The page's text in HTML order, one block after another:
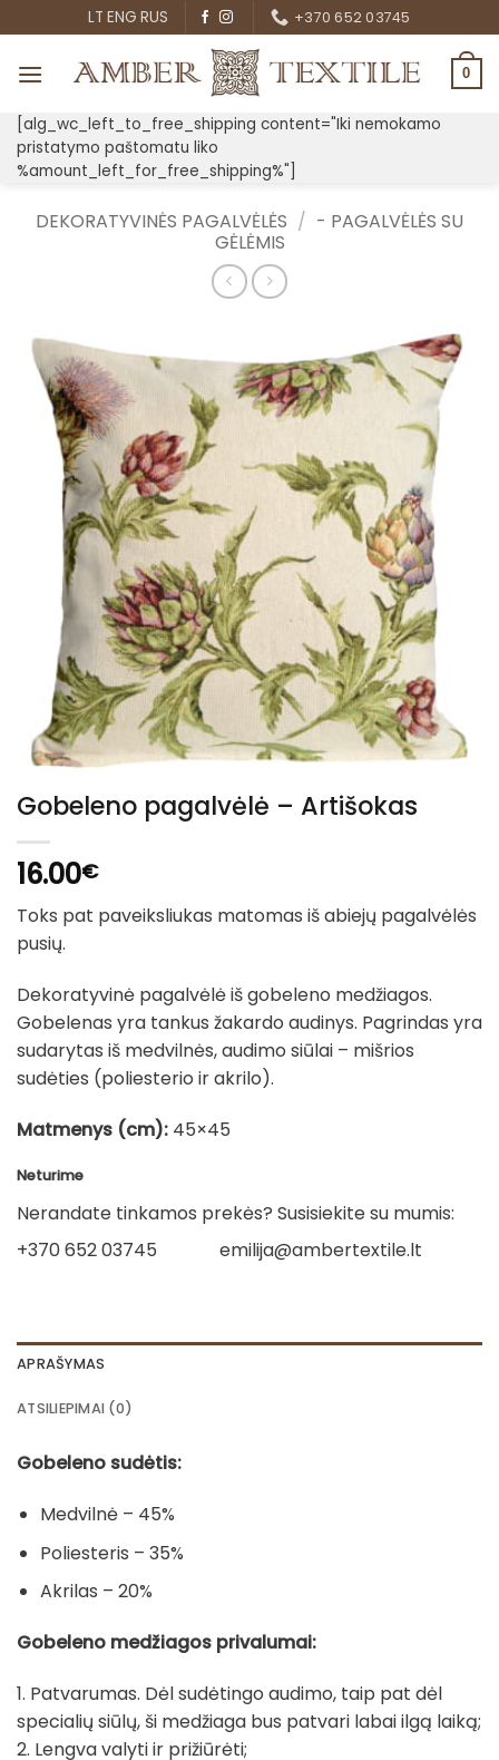
to
content
LT ENG RUS +370 652 03745
0
[alg_wc_left_to_free_shipping content="Iki nemokamo
pristatymo paštomatu liko
%amount_left_for_free_shipping%"]
DEKORATYVINĖS PAGALVĖLĖS / - PAGALVĖLĖS SU
GĖLĖMIS
Gobeleno pagalvėlė – Artišokas
16.00€
Toks pat paveiksliukas matomas iš abiejų pagalvėlės
pusių.
Dekoratyvinė pagalvėlė iš gobeleno medžiagos.
Gobelenas yra tankus žakardo audinys. Pagrindas yra
sudarytas iš medvilnės, audimo siūlai – mišrios
sudėties (poliesterio ir akrilo).
Matmenys (cm): 45×45
Neturime
Nerandate tinkamos prekės? Susisiekite su mumis:
+370 652 03745
emilija@ambertextile.lt
APRAŠYMAS
ATSILIEPIMAI (0)
Gobeleno sudėtis:
Medvilnė – 45%
Poliesteris – 35%
Akrilas – 20%
Gobeleno medžiagos privalumai:
1. Patvarumas. Dėl sudėtingo audimo, taip pat dėl
specialių siūlų, ši medžiaga bus patvari labai ilgą laiką;
2. Lengva valyti ir prižiūrėti;